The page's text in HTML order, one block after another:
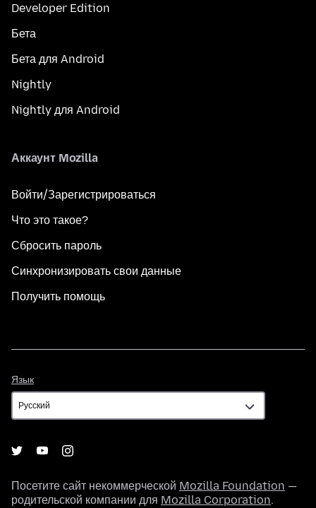
Developer Edition
Бета
Бета для Android
Nightly
Nightly для Android
Аккаунт Mozilla
Войти/Зарегистрироваться
Что это такое?
Сбросить пароль
Синхронизировать свои данные
Получить помощь
Язык
Посетите сайт некоммерческой Mozilla Foundation —
родительской компании для Mozilla Corporation.